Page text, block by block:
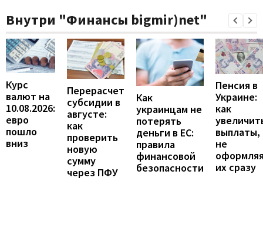
Внутри "Финансы bigmir)net"
Курс
валют на
10.08.2026:
евро
пошло
вниз
Перерасчет
субсидии в
августе:
как
проверить
новую
сумму
через ПФУ
Как
украинцам не
потерять
деньги в ЕС:
правила
финансовой
безопасности
Пенсия в
Украине:
как
выплаты,
не
их сразу